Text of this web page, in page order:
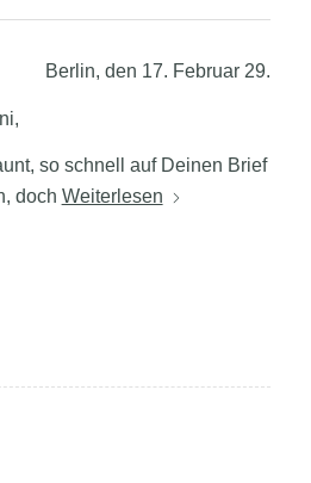
Berlin, den 17. Februar 29.
so schnell auf Deinen Brief
doch Weiterlesen